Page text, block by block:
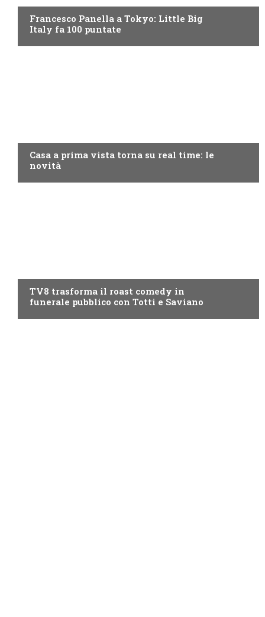
Francesco Panella a Tokyo: Little Big
Italy fa 100 puntate
Casa a prima vista torna su real time: le
novità
TV8 trasforma il roast comedy in
funerale pubblico con Totti e Saviano